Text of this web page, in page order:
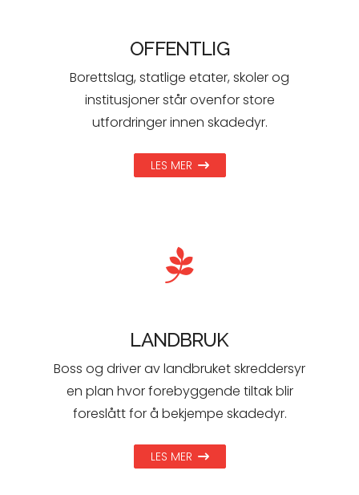
OFFENTLIG
Borettslag, statlige etater, skoler og
institusjoner står ovenfor store
utfordringer innen skadedyr.
LES MER
LANDBRUK
Boss og driver av landbruket skreddersyr
en plan hvor forebyggende tiltak blir
foreslått for å bekjempe skadedyr.
LES MER